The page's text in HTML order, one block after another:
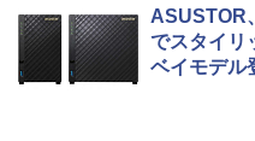
ASUSTOR
でスタイリ
ベイモデル